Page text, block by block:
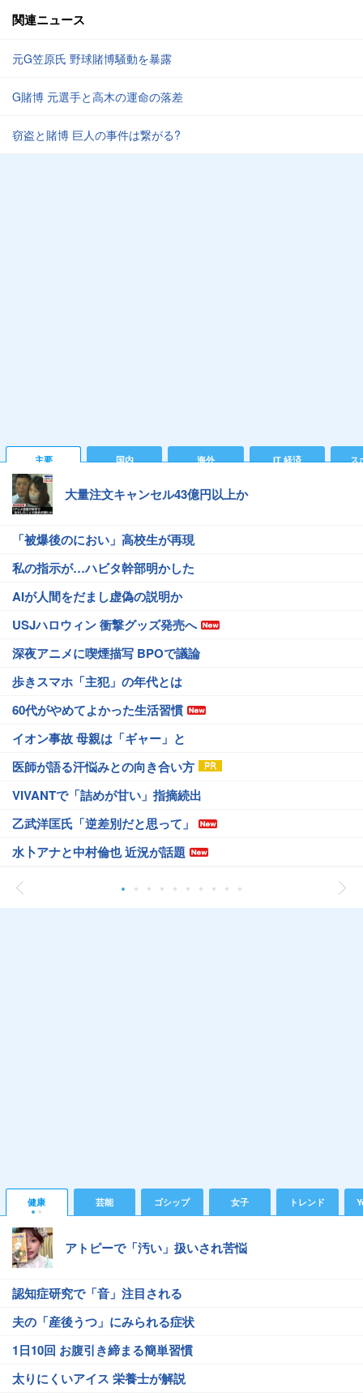
関連ニュース
元G笠原氏 野球賭博騒動を暴露
G賭博 元選手と高木の運命の落差
窃盗と賭博 巨人の事件は繋がる?
主要 国内 海外 IT 経済 ス
大量注文キャンセル43億円以上か
「被爆後のにおい」高校生が再現
私の指示が…ハビタ幹部明かした
AIが人間をだまし虚偽の説明か
USJハロウィン 衝撃グッズ発売へ
深夜アニメに喫煙描写 BPOで議論
歩きスマホ「主犯」の年代とは
60代がやめてよかった生活習慣
イオン事故 母親は「ギャー」と
医師が語る汗悩みとの向き合い方
VIVANTで「詰めが甘い」指摘続出
乙武洋匡氏「逆差別だと思って」
水卜アナと中村倫也 近況が話題
健康 芸能 ゴシップ 女子 トレンド
アトピーで「汚い」扱いされ苦悩
認知症研究で「音」注目される
夫の「産後うつ」にみられる症状
1日10回 お腹引き締まる簡単習慣
太りにくいアイス 栄養士が解説